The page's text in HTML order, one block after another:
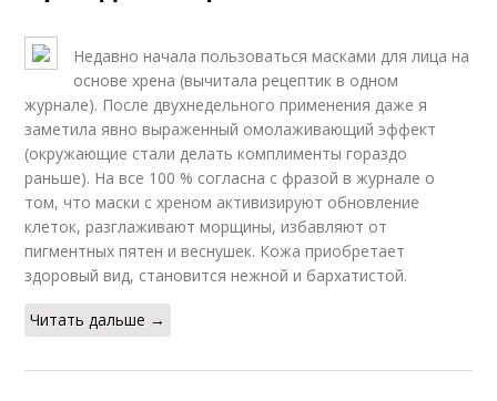
Недавно начала пользоваться масками для лица на
основе хрена (вычитала рецептик в одном
журнале). После двухнедельного применения даже я
заметила явно выраженный омолаживающий эффект
(окружающие стали делать комплименты гораздо
раньше). На все 100 % согласна с фразой в журнале о
том, что маски с хреном активизируют обновление
клеток, разглаживают морщины, избавляют от
пигментных пятен и веснушек. Кожа приобретает
здоровый вид, становится нежной и бархатистой.
Читать дальше →